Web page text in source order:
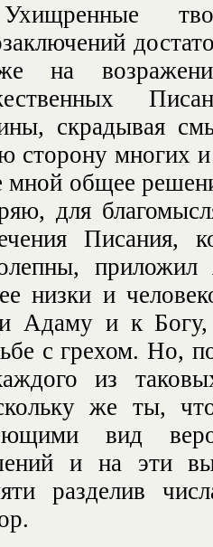
Ухищренные
на
скрадывая
сторону многих
мной общее
для
Писания,
низки и
Адаму и к
с грехом. Но,
из
же ты,
вид
и на эти
разделив